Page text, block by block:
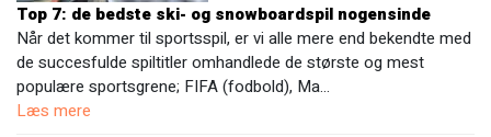
Top 7: de bedste ski- og snowboardspil nogensinde
Når det kommer til sportsspil, er vi alle mere end bekendte med
de succesfulde spiltitler omhandlede de største og mest
populære sportsgrene; FIFA (fodbold), Ma…
Læs mere